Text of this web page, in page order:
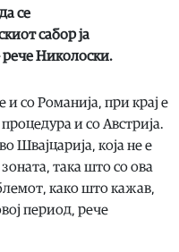
се
сабор ја
рече Николоски.
со Романија, при крај е
и со Австрија.
Швајцарија, која не е
така што со ова
како што кажав,
период, рече